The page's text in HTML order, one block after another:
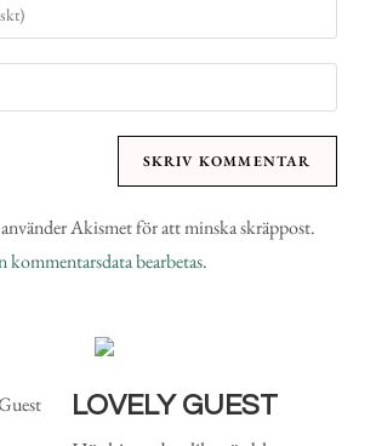
Akismet för att minska skräppost.
bearbetas.
LOVELY GUEST